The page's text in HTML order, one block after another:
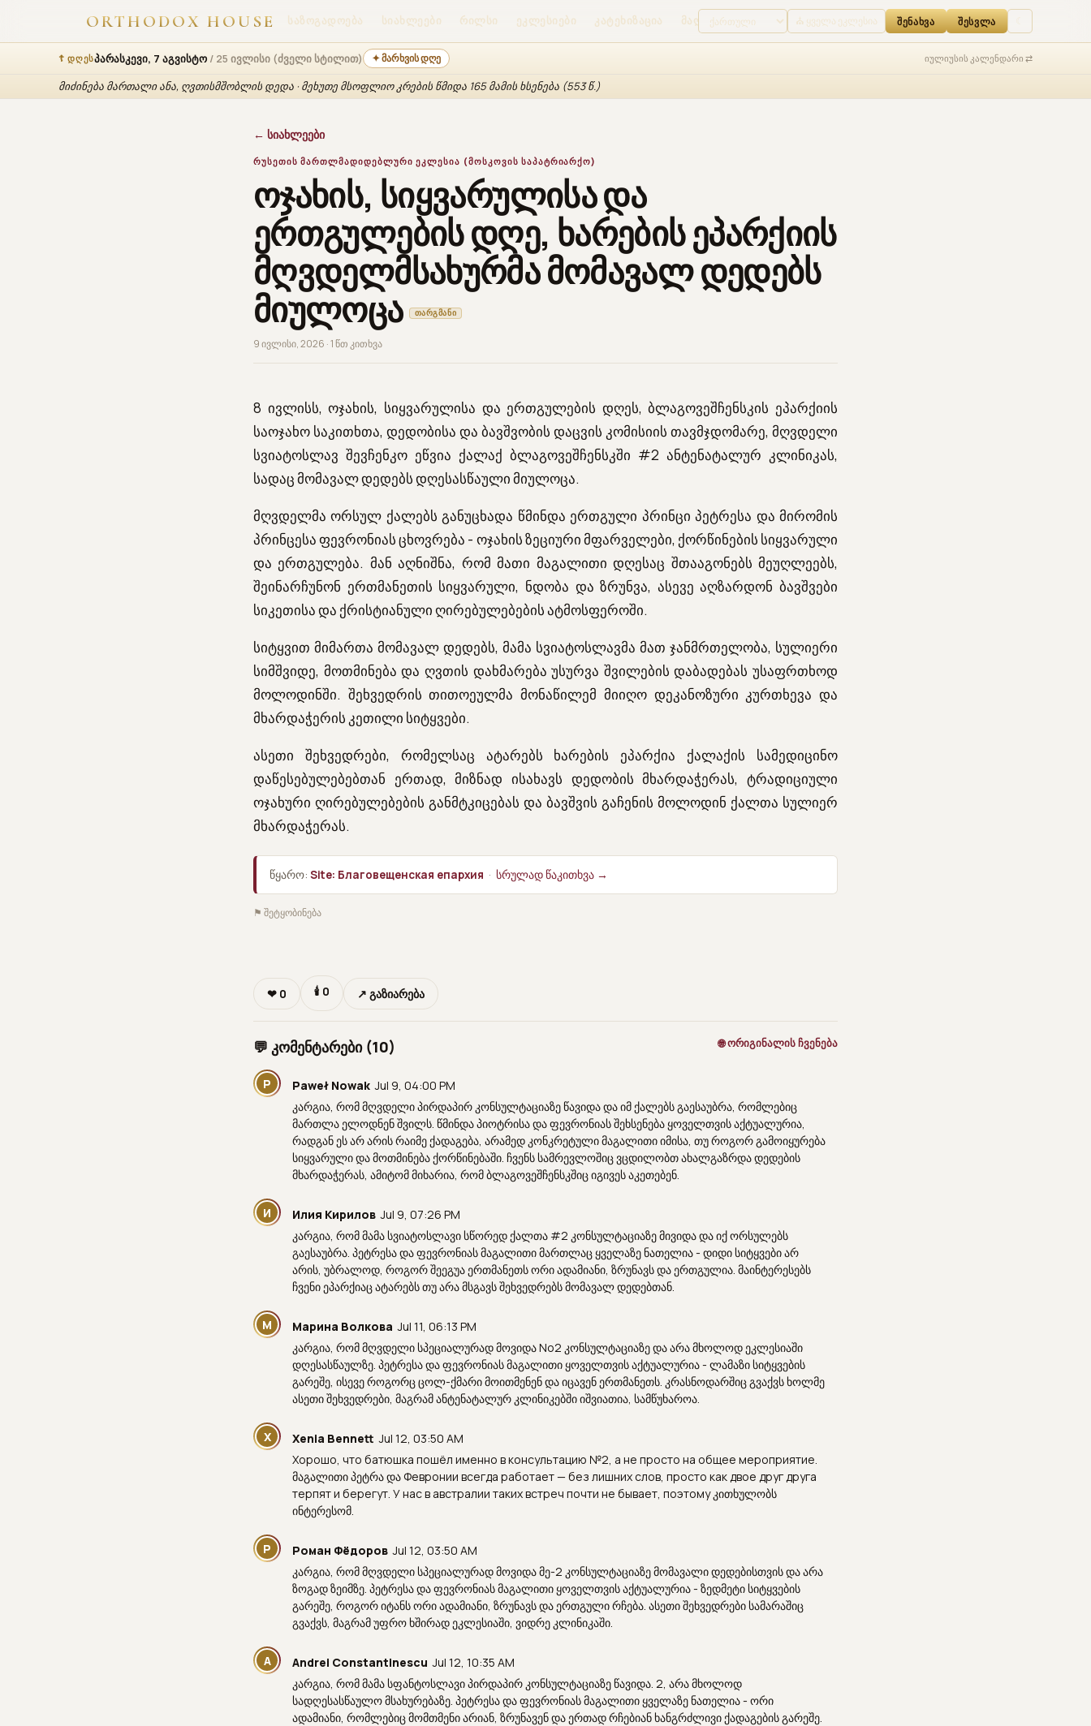
ORTHODOX HOUSE ᲡᲐᲖᲝᲒᲐᲓᲝᲔᲑᲐ ᲡᲘᲐᲮᲚᲔᲔᲑᲘ ᲠᲘᲚᲡᲘ ᲔᲙᲚᲔᲡᲘᲔᲑᲘ ᲙᲐᲢᲔᲮᲘᲖᲐᲪᲘᲐ ᲛᲐᲦᲐᲖᲘᲐ ᲨᲔᲡᲕᲚᲐ ⛪ ყველა ეკლესია ᲨᲔᲜᲐᲮᲕᲐ ᲨᲔᲡᲕᲚᲐ
☦ ᲓᲦᲔᲡპარასკევი, 7 აგვისტო / 25 ივლისი (ძველი სტილით) ✦ მარხვის დღე იულიუსის კალენდარი ⇄
მიძინება მართალი ანა, ღვთისმშობლის დედა · მეხუთე მსოფლიო კრების წმიდა 165 მამის ხსენება (553 წ.)
← სიახლეები
ᲠᲣᲡᲔᲗᲘᲡ ᲛᲐᲠᲗᲚᲛᲐᲓᲘᲓᲔᲑᲚᲣᲠᲘ ᲔᲙᲚᲔᲡᲘᲐ (ᲛᲝᲡᲙᲝᲕᲘᲡ ᲡᲐᲞᲐᲢᲠᲘᲐᲠᲥᲝ)
ოჯახის, სიყვარულისა და
ერთგულების დღე, ხარების ეპარქიის
მღვდელმსახურმა მომავალ დედებს
მიულოცა
ᲗᲐᲠᲒᲛᲐᲜᲘ
9 ივლისი, 2026 · 1 წთ კითხვა
8 ივლისს, ოჯახის, სიყვარულისა და ერთგულების დღეს, ბლაგოვეშჩენსკის ეპარქიის
საოჯახო საკითხთა, დედობისა და ბავშვობის დაცვის კომისიის თავმჯდომარე, მღვდელი
სვიატოსლავ შევჩენკო ეწვია ქალაქ ბლაგოვეშჩენსკში #2 ანტენატალურ კლინიკას,
სადაც მომავალ დედებს დღესასწაული მიულოცა.
მღვდელმა ორსულ ქალებს განუცხადა წმინდა ერთგული პრინცი პეტრესა და მირომის
პრინცესა ფევრონიას ცხოვრება - ოჯახის ზეციური მფარველები, ქორწინების სიყვარული
და ერთგულება. მან აღნიშნა, რომ მათი მაგალითი დღესაც შთააგონებს მეუღლეებს,
შეინარჩუნონ ერთმანეთის სიყვარული, ნდობა და ზრუნვა, ასევე აღზარდონ ბავშვები
სიკეთისა და ქრისტიანული ღირებულებების ატმოსფეროში.
სიტყვით მიმართა მომავალ დედებს, მამა სვიატოსლავმა მათ ჯანმრთელობა, სულიერი
სიმშვიდე, მოთმინება და ღვთის დახმარება უსურვა შვილების დაბადებას უსაფრთხოდ
მოლოდინში. შეხვედრის თითოეულმა მონაწილემ მიიღო დეკანოზური კურთხევა და
მხარდაჭერის კეთილი სიტყვები.
ასეთი შეხვედრები, რომელსაც ატარებს ხარების ეპარქია ქალაქის სამედიცინო
დაწესებულებებთან ერთად, მიზნად ისახავს დედობის მხარდაჭერას, ტრადიციული
ოჯახური ღირებულებების განმტკიცებას და ბავშვის გაჩენის მოლოდინ ქალთა სულიერ
მხარდაჭერას.
წყარო: Site: Благовещенская епархия · სრულად წაკითხვა →
⚑ შეტყობინება
❤ 0 🕯 0 ↗ გაზიარება
💬 კომენტარები (10) 🌐 ორიგინალის ჩვენება
P Paweł Nowak Jul 9, 04:00 PM
კარგია, რომ მღვდელი პირდაპირ კონსულტაციაზე წავიდა და იმ ქალებს გაესაუბრა, რომლებიც
მართლა ელოდნენ შვილს. წმინდა პიოტრისა და ფევრონიას შეხსენება ყოველთვის აქტუალურია,
რადგან ეს არ არის რაიმე ქადაგება, არამედ კონკრეტული მაგალითი იმისა, თუ როგორ გამოიყურება
სიყვარული და მოთმინება ქორწინებაში. ჩვენს სამრევლოშიც ვცდილობთ ახალგაზრდა დედების
მხარდაჭერას, ამიტომ მიხარია, რომ ბლაგოვეშჩენსკშიც იგივეს აკეთებენ.
И Илия Кирилов Jul 9, 07:26 PM
კარგია, რომ მამა სვიატოსლავი სწორედ ქალთა #2 კონსულტაციაზე მივიდა და იქ ორსულებს
გაესაუბრა. პეტრესა და ფევრონიას მაგალითი მართლაც ყველაზე ნათელია - დიდი სიტყვები არ
არის, უბრალოდ, როგორ შეეგუა ერთმანეთს ორი ადამიანი, ზრუნავს და ერთგულია. მაინტერესებს
ჩვენი ეპარქიაც ატარებს თუ არა მსგავს შეხვედრებს მომავალ დედებთან.
М Марина Волкова Jul 11, 06:13 PM
კარგია, რომ მღვდელი სპეციალურად მოვიდა No2 კონსულტაციაზე და არა მხოლოდ ეკლესიაში
დღესასწაულზე. პეტრესა და ფევრონიას მაგალითი ყოველთვის აქტუალურია - ლამაზი სიტყვების
გარეშე, ისევე როგორც ცოლ-ქმარი მოითმენენ და იცავენ ერთმანეთს. კრასნოდარშიც გვაქვს ხოლმე
ასეთი შეხვედრები, მაგრამ ანტენატალურ კლინიკებში იშვიათია, სამწუხაროა.
X Xenia Bennett Jul 12, 03:50 AM
Хорошо, что батюшка пошёл именно в консультацию №2, а не просто на общее мероприятие.
მაგალითი პეტრა და Февронии всегда работает — без лишних слов, просто как двое друг друга
терпят и берегут. У нас в австралии таких встреч почти не бывает, поэтому კითხულობს
ინტერესომ.
Р Роман Фёдоров Jul 12, 03:50 AM
კარგია, რომ მღვდელი სპეციალურად მოვიდა მე-2 კონსულტაციაზე მომავალი დედებისთვის და არა
ზოგად ზეიმზე. პეტრესა და ფევრონიას მაგალითი ყოველთვის აქტუალურია - ზედმეტი სიტყვების
გარეშე, როგორ იტანს ორი ადამიანი, ზრუნავს და ერთგული რჩება. ასეთი შეხვედრები სამარაშიც
გვაქვს, მაგრამ უფრო ხშირად ეკლესიაში, ვიდრე კლინიკაში.
A Andrei Constantinescu Jul 12, 10:35 AM
კარგია, რომ მამა სფანტოსლავი პირდაპირ კონსულტაციაზე წავიდა. 2, არა მხოლოდ
სადღესასწაულო მსახურებაზე. პეტრესა და ფევრონიას მაგალითი ყველაზე ნათელია - ორი
ადამიანი, რომლებიც მომთმენი არიან, ზრუნავენ და ერთად რჩებიან ხანგრძლივი ქადაგების გარეშე.